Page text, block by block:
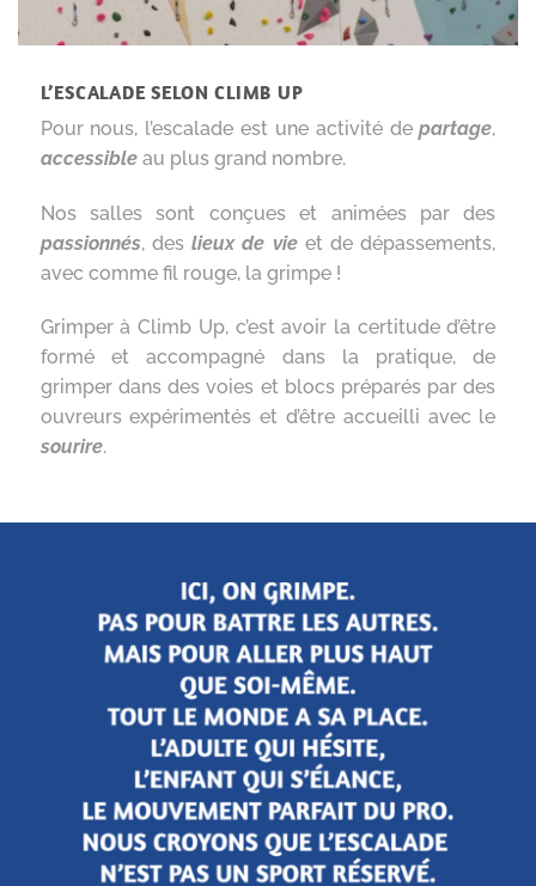
L’ESCALADE SELON CLIMB UP
Pour nous, l’escalade est une activité departage,
accessible au plus grand nombre.
Nos salles sont conçues et animées par des
passionnés, deslieux de vieet de dépassements,
avec comme fil rouge, la grimpe !
Grimper à Climb Up, c’est avoir la certitude d’être
formé et accompagné dans la pratique, de
grimper dans des voies et blocs préparés par des
ouvreurs expérimentés et d’être accueilli avec le
sourire.